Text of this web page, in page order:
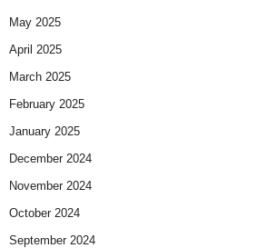
May 2025
April 2025
March 2025
February 2025
January 2025
December 2024
November 2024
October 2024
September 2024